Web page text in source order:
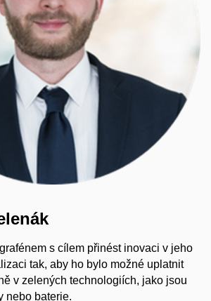
s cílem přinést inovaci v jeho
tak, aby ho bylo možné uplatnit
v zelených technologiích, jako jsou
nebo baterie.